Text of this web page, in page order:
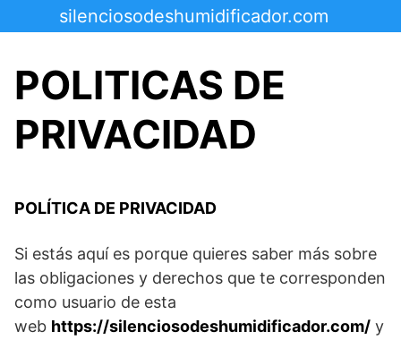
al
silenciosodeshumidificador.com
POLITICAS DE
PRIVACIDAD
POLÍTICA DE PRIVACIDAD
Si estás aquí es porque quieres saber más sobre
las obligaciones y derechos que te corresponden
como usuario de esta
web https://silenciosodeshumidificador.com/ y